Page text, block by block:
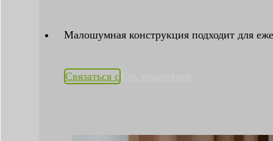
Малошумная конструкция подходит для
Связаться с